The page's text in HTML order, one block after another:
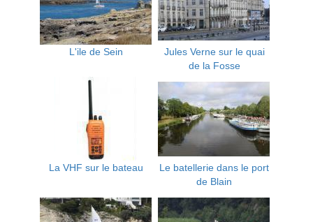
L'ile de Sein
Jules Verne sur le quai
de la Fosse
La VHF sur le bateau
Le batellerie dans le port
de Blain